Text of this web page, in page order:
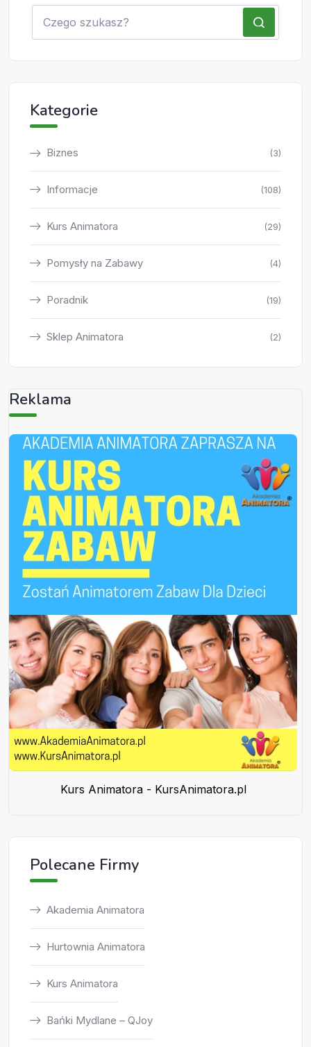
Kategorie
Biznes (3)
Informacje (108)
Kurs Animatora (29)
Pomysły na Zabawy (4)
Poradnik (19)
Sklep Animatora (2)
Reklama
Kurs Animatora - KursAnimatora.pl
Polecane Firmy
Akademia Animatora
Hurtownia Animatora
Kurs Animatora
Bańki Mydlane – QJoy